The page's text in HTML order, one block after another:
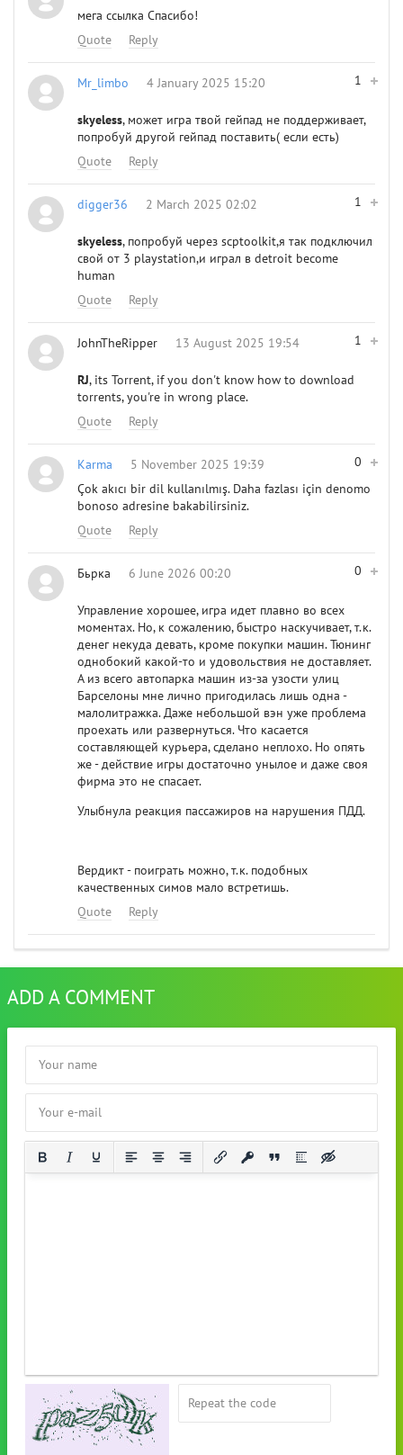
мега ссылка Спасибо!
Quote
Reply
1
Mr_limbo 4 January 2025 15:20
skyeless, может игра твой гейпад не поддерживает,
попробуй другой гейпад поставить( если есть)
Quote
Reply
1
digger36 2 March 2025 02:02
skyeless, попробуй через scptoolkit,я так подключил
свой от 3 playstation,и играл в detroit become
human
Quote
Reply
1
JohnTheRipper 13 August 2025 19:54
RJ, its Torrent, if you don't know how to download
torrents, you're in wrong place.
Quote
Reply
0
Karma
5 November 2025 19:39
Çok akıcı bir dil kullanılmış. Daha fazlası için denomo
bonoso adresine bakabilirsiniz.
Quote
Reply
0
Бьрка 6 June 2026 00:20
Управление хорошее, игра идет плавно во всех
моментах. Но, к сожалению, быстро наскучивает, т.к.
денег некуда девать, кроме покупки машин. Тюнинг
однобокий какой-то и удовольствия не доставляет.
А из всего автопарка машин из-за узости улиц
Барселоны мне лично пригодилась лишь одна -
малолитражка. Даже небольшой вэн уже проблема
проехать или развернуться. Что касается
составляющей курьера, сделано неплохо. Но опять
же - действие игры достаточно унылое и даже своя
фирма это не спасает.
Улыбнула реакция пассажиров на нарушения ПДД.
Вердикт - поиграть можно, т.к. подобных
качественных симов мало встретишь.
Quote
Reply
ADD A COMMENT